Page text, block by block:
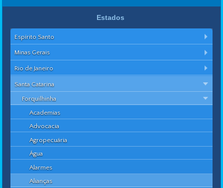
Estados
Espírito Santo
Minas Gerais
Rio de Janeiro
Santa Catarina
Forquilhinha
Academias
Advocacia
Agropecuária
Água
Alarmes
Alianças